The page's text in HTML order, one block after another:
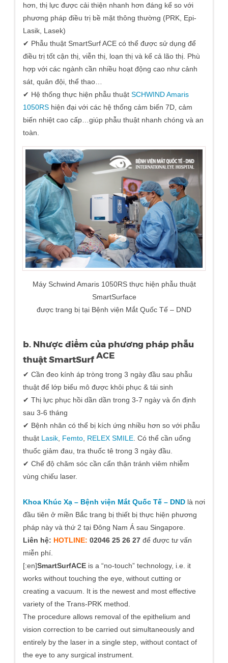
hơn, thị lực được cải thiện nhanh hơn đáng kể so với
phương pháp điều trị bề mặt thông thường (PRK, Epi-
Lasik, Lasek)
✔ Phẫu thuật SmartSurf ACE có thể được sử dụng để
điều trị tốt cận thị, viễn thị, loạn thị và kể cả lão thị. Phù
hợp với các ngành cần nhiều hoạt động cao như cảnh
sát, quân đội, thể thao…
✔ Hệ thống thực hiện phẫu thuật SCHWIND Amaris
1050RS hiện đại với các hệ thống cảm biến 7D, cảm
biến nhiệt cao cấp…giúp phẫu thuật nhanh chóng và an
toàn.
Máy Schwind Amaris 1050RS thực hiện phẫu thuật
SmartSurface
được trang bị tại Bệnh viện Mắt Quốc Tế – DND
b. Nhược điểm của phương pháp phẫu
thuật SmartSurf ACE
✔ Cần đeo kính áp tròng trong 3 ngày đầu sau phẫu
thuật để lớp biểu mô được khôi phục & tái sinh
✔ Thị lực phục hồi dần dần trong 3-7 ngày và ổn định
sau 3-6 tháng
✔ Bệnh nhân có thể bị kích ứng nhiều hơn so với phẫu
thuật Lasik, Femto, RELEX SMILE. Có thể cần uống
thuốc giảm đau, tra thuốc tê trong 3 ngày đầu.
✔ Chế độ chăm sóc cần cẩn thận tránh viêm nhiễm
vùng chiếu laser.
Khoa Khúc Xạ – Bệnh viện Mắt Quốc Tế – DND là nơi
đầu tiên ở miền Bắc trang bị thiết bị thực hiện phương
pháp này và thứ 2 tại Đông Nam Á sau Singapore.
Liên hệ: HOTLINE: 02046 25 26 27 để được tư vấn
miễn phí.
[:en]SmartSurfACE is a “no-touch” technology, i.e. it
works without touching the eye, without cutting or
creating a vacuum. It is the newest and most effective
variety of the Trans-PRK method.
The procedure allows removal of the epithelium and
vision correction to be carried out simultaneously and
entirely by the laser in a single step, without contact of
the eye to any surgical instrument.